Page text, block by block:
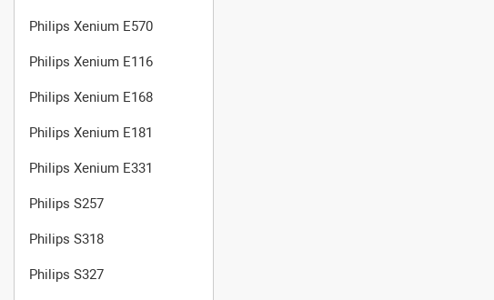
Philips Xenium E570
Philips Xenium E116
Philips Xenium E168
Philips Xenium E181
Philips Xenium E331
Philips S257
Philips S318
Philips S327